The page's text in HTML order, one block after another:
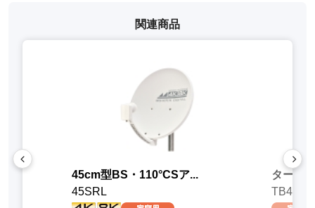
関連商品
45cm型BS・110°CSア...
45SRL
ターン
TB4R-